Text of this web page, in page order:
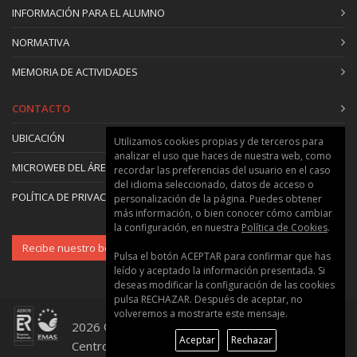
de Universidad
Profesor/a Titular de Universidad
Alberto Erick Romance Jorda
10
INTRODUCCION AL LEAN
MANUFACTURING
2,5 ECTS
Ignacio Arribas Valiente: Profesional del
sector
Oscar Castaño Sanchez: Profesional del
sector
Enrique Jose García García: Profesional del
José Pedro García Sabater: Catedrático/a de
Universidad
Julio Juan García Sabater: Profesor/a Titular
de Universidad
INFORMACIÓN PARA EL ALUMNO
NORMATIVA
MEMORIA DE ACTIVIDADES
CONTACTO
UBICACIÓN
MICROWEB DEL ÁREA
POLÍTICA DE PRIVACIDAD Y COOKIES
Recibe nuestro boletín
2026 © Universitat Politècnica de València ::
Centro de Formación Permanente
Utilizamos cookies propias y de terceros para
analizar el uso que haces de nuestra web, como
recordar las preferencias del usuario en el caso
del idioma seleccionado, datos de acceso o
personalización de la página. Puedes obtener
más información, o bien conocer cómo cambiar
la configuración, en nuestra Política de Cookies.
Pulsa el botón ACEPTAR para confirmar que has
leído y aceptado la información presentada. Si
deseas modificar la configuración de las cookies
pulsa RECHAZAR. Después de aceptar, no
volveremos a mostrarte este mensaje.
Aceptar
Rechazar